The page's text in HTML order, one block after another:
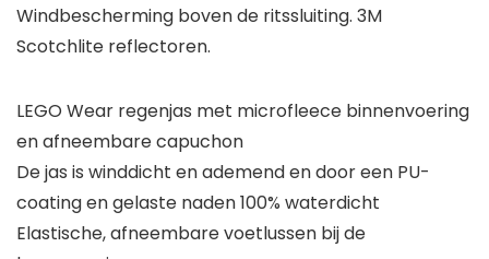
Windbescherming boven de ritssluiting. 3M
Scotchlite reflectoren.
LEGO Wear regenjas met microfleece binnenvoering
en afneembare capuchon
De jas is winddicht en ademend en door een PU-
coating en gelaste naden 100% waterdicht
Elastische, afneembare voetlussen bij de